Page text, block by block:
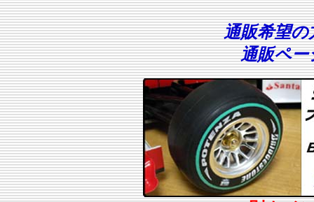
通販希望
通販ペー